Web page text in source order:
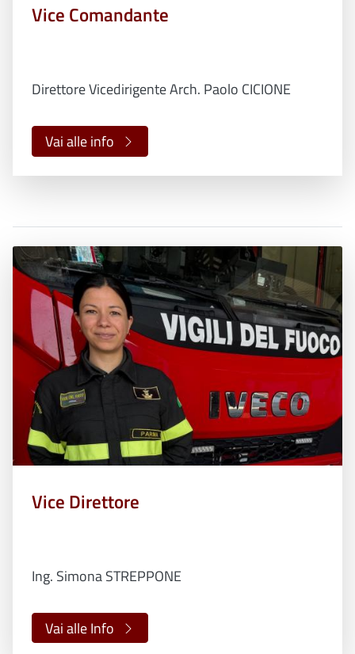
Vice Comandante
Direttore Vicedirigente Arch. Paolo CICIONE
Vai alle info
Vice Direttore
Ing. Simona STREPPONE
Vai alle Info